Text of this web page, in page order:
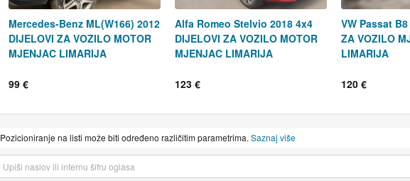
Mercedes-Benz ML(W166) 2012
DIJELOVI ZA VOZILO MOTOR
MJENJAC LIMARIJA
99 €
Alfa Romeo Stelvio 2018 4x4
DIJELOVI ZA VOZILO MOTOR
MJENJAC LIMARIJA
123 €
VW Passat
ZA VOZILO
LIMARIJA
120 €
Pozicioniranje na listi može biti određeno različitim parametrima.Saznaj više